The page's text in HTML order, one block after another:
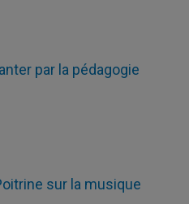
par la pédagogie
sur la musique